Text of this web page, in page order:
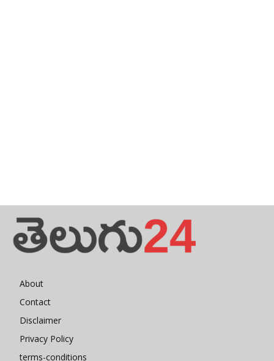
About
Contact
Disclaimer
Privacy Policy
terms-conditions